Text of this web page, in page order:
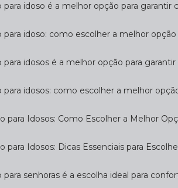
para idoso é a melhor opção para
para idoso: como escolher a melhor
para idosos é a melhor opção para
para idosos: como escolher a melhor
para Idosos: Como Escolher a Melhor
para Idosos: Dicas Essenciais para
para senhoras é a escolha ideal para